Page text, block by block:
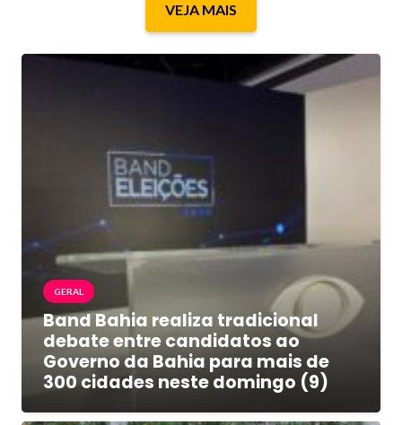
VEJA MAIS
GERAL
Band Bahia realiza tradicional
debate entre candidatos ao
Governo da Bahia para mais de
300 cidades neste domingo (9)